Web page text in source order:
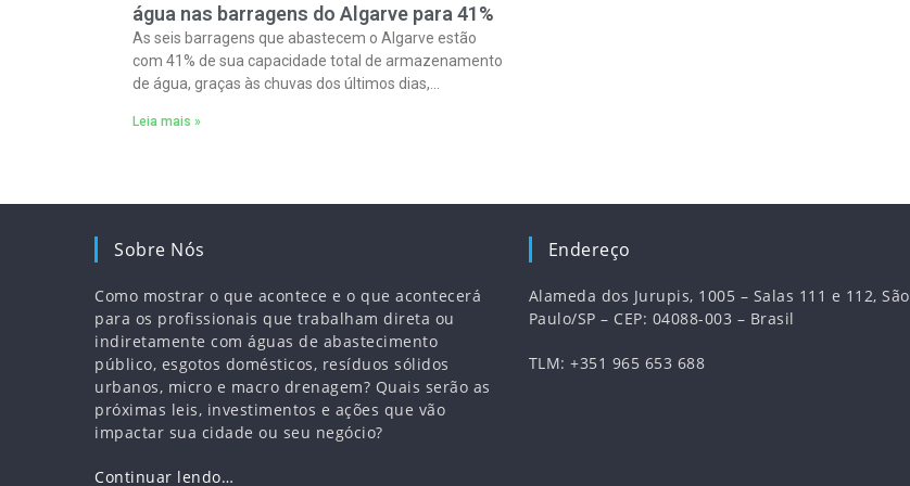
água nas barragens do Algarve para 41%
As seis barragens que abastecem o Algarve estão
com 41% de sua capacidade total de armazenamento
de água, graças às chuvas dos últimos dias,
Leia mais »
Sobre Nós
Como mostrar o que acontece e o que acontecerá
para os profissionais que trabalham direta ou
indiretamente com águas de abastecimento
público, esgotos domésticos, resíduos sólidos
urbanos, micro e macro drenagem? Quais serão as
próximas leis, investimentos e ações que vão
impactar sua cidade ou seu negócio?
Continuar lendo…
Endereço
Alameda dos Jurupis, 1005 – Salas 111 e 112, São
Paulo/SP – CEP: 04088-003 – Brasil
TLM: +351 965 653 688